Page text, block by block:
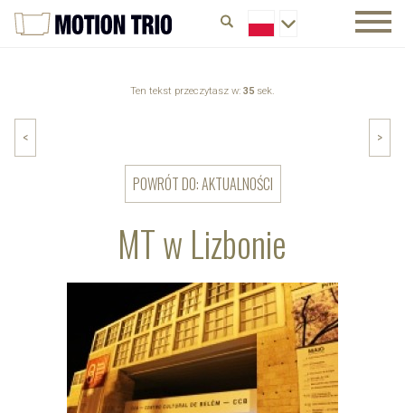
Ten tekst przeczytasz w: 35 sek.
MT w Lizbonie
< >
POWRÓT DO: AKTUALNOŚCI